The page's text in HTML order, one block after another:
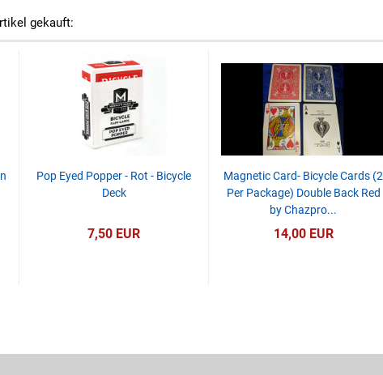
gekauft:
Pop Eyed Popper - Rot - Bicycle
Deck
7,50 EUR
Magnetic Card- Bicycle Cards (2
Per Package) Double Back Red
by Chazpro...
14,00 EUR